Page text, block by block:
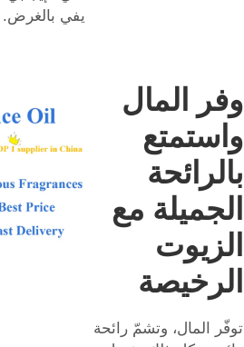
يفي بالغرض.
وفر المال
واستمتع
بالرائحة
الجميلة مع
الزيوت
الرخيصة
توفّر المال، وتشمّ رائحة